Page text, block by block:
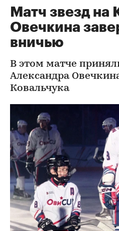
Матч звезд на
Овечкина
вничью
В этом матче
Александра
Ковальчука